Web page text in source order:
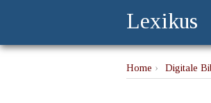
Lexikus
Home › Digitale